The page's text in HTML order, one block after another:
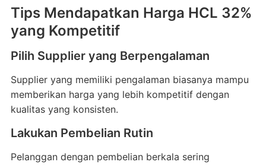
Tips Mendapatkan Harga HCL 32%
yang Kompetitif
Pilih Supplier yang Berpengalaman
Supplier yang memiliki pengalaman biasanya mampu
memberikan harga yang lebih kompetitif dengan
kualitas yang konsisten.
Lakukan Pembelian Rutin
Pelanggan dengan pembelian berkala sering